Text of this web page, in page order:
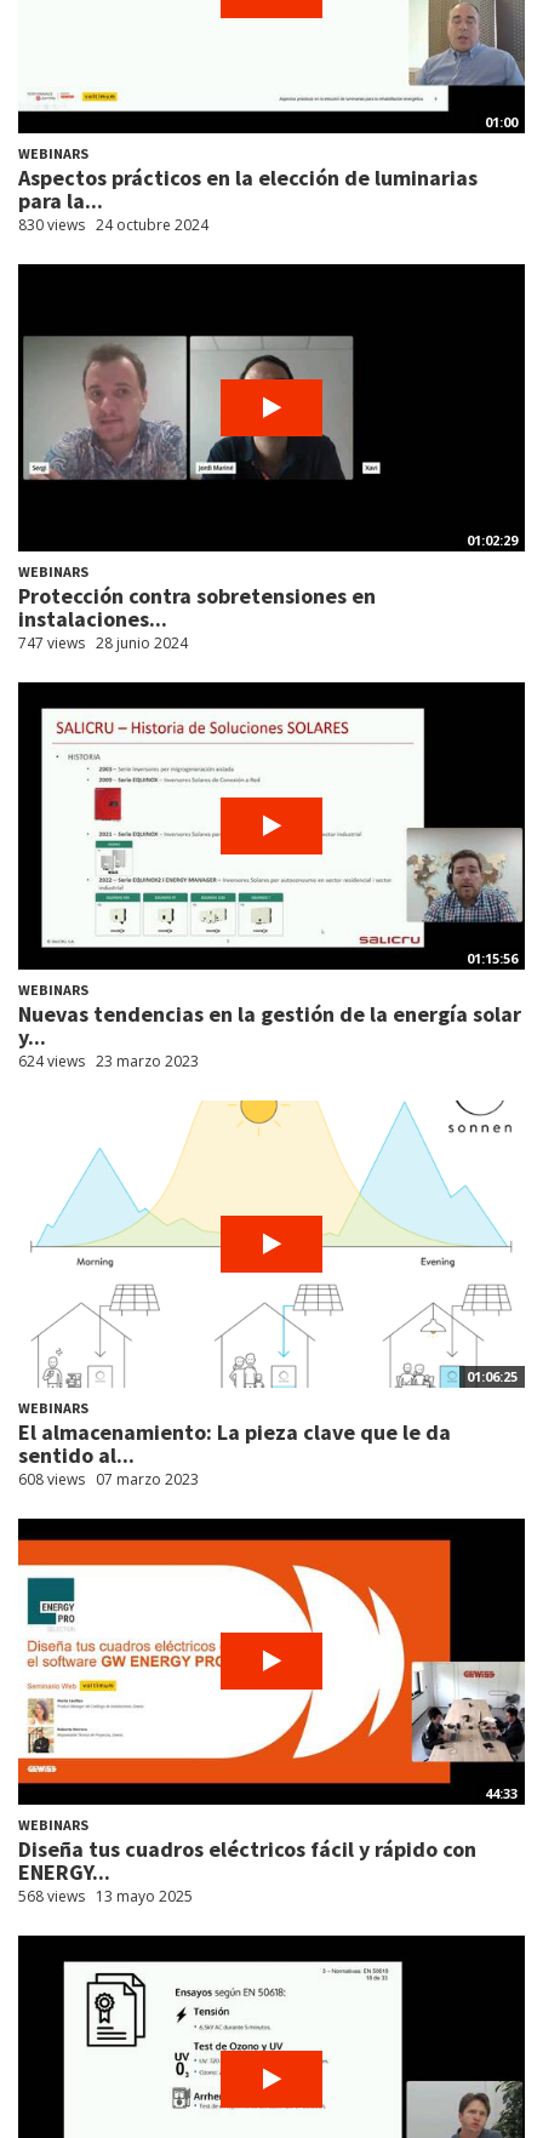
01:00
WEBINARS
Aspectos prácticos en la elección de luminarias
para la...
830 views 24 octubre 2024
01:02:29
WEBINARS
Protección contra sobretensiones en
instalaciones...
747 views 28 junio 2024
01:15:56
WEBINARS
Nuevas tendencias en la gestión de la energía solar
y...
624 views 23 marzo 2023
01:06:25
WEBINARS
El almacenamiento: La pieza clave que le da
sentido al...
608 views 07 marzo 2023
44:33
WEBINARS
Diseña tus cuadros eléctricos fácil y rápido con
ENERGY...
568 views 13 mayo 2025